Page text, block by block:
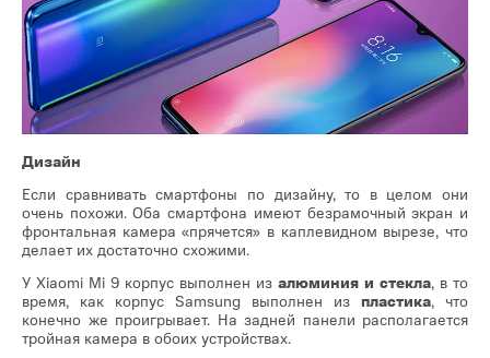
Дизайн
Если сравнивать смартфоны по дизайну, то в целом они
очень похожи. Оба смартфона имеют безрамочный экран и
фронтальная камера «прячется» в каплевидном вырезе, что
делает их достаточно схожими.
У Xiaomi Mi 9 корпус выполнен из алюминия и стекла, в то
время, как корпус Samsung выполнен из пластика, что
конечно же проигрывает. На задней панели располагается
тройная камера в обоих устройствах.